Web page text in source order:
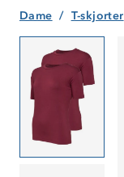
Dame T-skjorter